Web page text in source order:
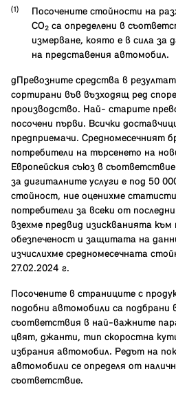
Посочените стойности на
CO₂ са определени в
измерване, която е в сила за
на представения автомобил.
gПревозните средства в
сортирани във възходящ ред
производство. Най- старите
посочени първи. Всички
предприемачи. Средномесечният
потребители на търсенето на
Европейския съюз в
за дигиталните услуги е под 50
стойност, ние оценихме
потребители за всеки от
взехме предвид изискванията към
обезпеченост и защитата на
изчислихме средномесечната
27.02.2024 г.
Посочените в страниците с
подобни автомобили са подбрани
съответствия в най-важните
цвят, джанти, тип скоростна
избрания автомобил. Редът на
автомобили се определя от
съответствие.